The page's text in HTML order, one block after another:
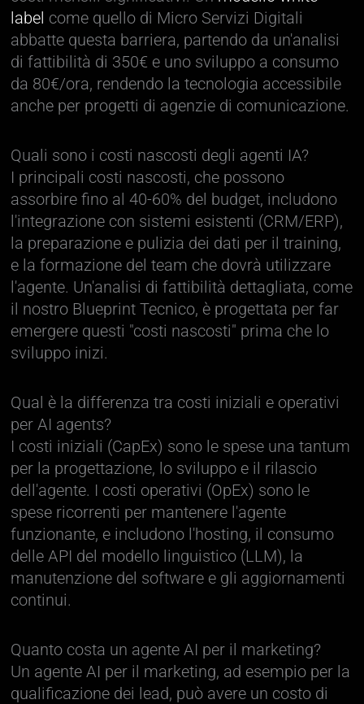
label come quello di Micro Servizi Digitali
abbatte questa barriera, partendo da un'analisi
di fattibilità di 350€ e uno sviluppo a consumo
da 80€/ora, rendendo la tecnologia accessibile
anche per progetti di agenzie di comunicazione.
Quali sono i costi nascosti degli agenti IA?
I principali costi nascosti, che possono
assorbire fino al 40-60% del budget, includono
l'integrazione con sistemi esistenti (CRM/ERP),
la preparazione e pulizia dei dati per il training,
e la formazione del team che dovrà utilizzare
l'agente. Un'analisi di fattibilità dettagliata, come
il nostro Blueprint Tecnico, è progettata per far
emergere questi "costi nascosti" prima che lo
sviluppo inizi.
Qual è la differenza tra costi iniziali e operativi
per AI agents?
I costi iniziali (CapEx) sono le spese una tantum
per la progettazione, lo sviluppo e il rilascio
dell'agente. I costi operativi (OpEx) sono le
spese ricorrenti per mantenere l'agente
funzionante, e includono l'hosting, il consumo
delle API del modello linguistico (LLM), la
manutenzione del software e gli aggiornamenti
continui.
Quanto costa un agente AI per il marketing?
Un agente AI per il marketing, ad esempio per la
qualificazione dei lead, può avere un costo di